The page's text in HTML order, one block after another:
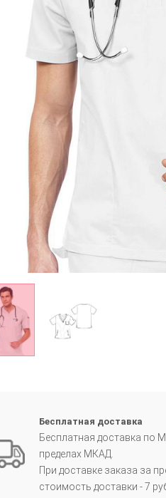
Бесплатная доставка
Бесплатная доставка по
пределах МКАД.
При доставке заказа за
стоимость доставки - 7